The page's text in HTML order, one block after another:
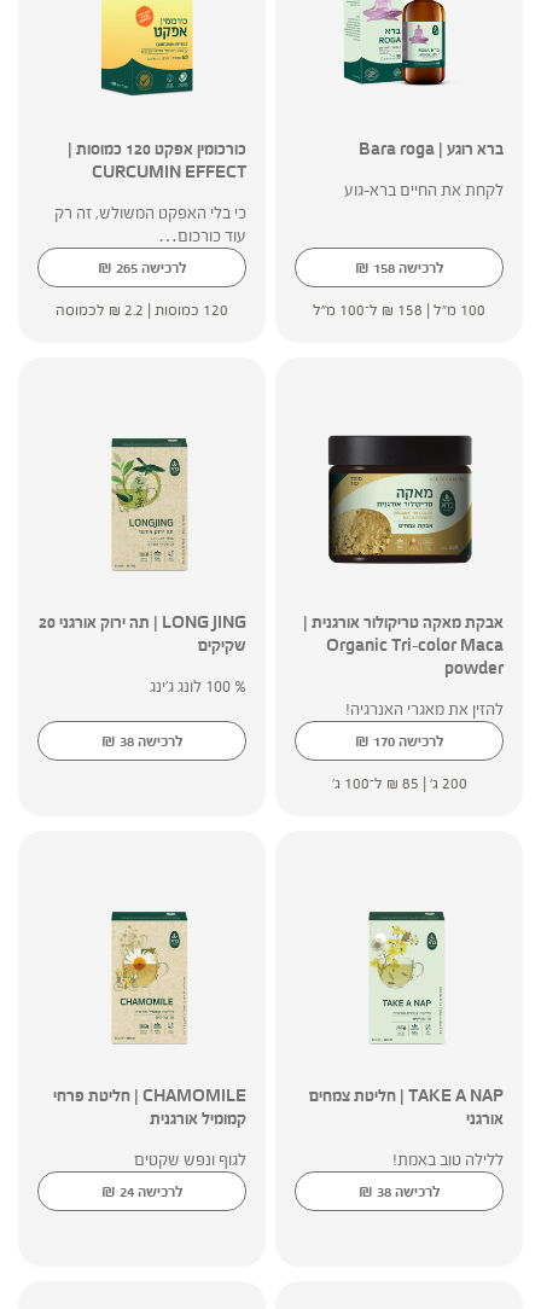
ברא רוגע | Bara roga
לקחת את החיים ברא-גוע
לרכישה ₪ 158
100 מ"ל | ₪ 158 ל־100 מ"ל
כורכומין אפקט 120 כמוסות |
CURCUMIN EFFECT
כי בלי האפקט המשולש, זה רק
עוד כורכום…
לרכישה ₪ 265
120 כמוסות | ₪ 2.2 לכמוסה
אבקת מאקה טריקולור אורגנית |
Organic Tri-color Maca
powder
להזין את מאגרי האנרגיה!
לרכישה ₪ 170
200 ג' | ₪ 85 ל־100 ג'
LONG JING | תה ירוק אורגני 20
שקיקים
% 100 לונג ג'ינג
לרכישה ₪ 38
TAKE A NAP | חליטת צמחים
אורגני
ללילה טוב באמת!
לרכישה ₪ 38
CHAMOMILE | חליטת פרחי
קמומיל אורגנית
לגוף ונפש שקטים
לרכישה ₪ 24